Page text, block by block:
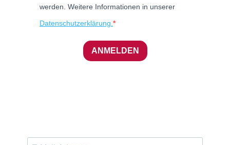
werden. Weitere Informationen in unserer
Datenschutzerklärung.
ANMELDEN